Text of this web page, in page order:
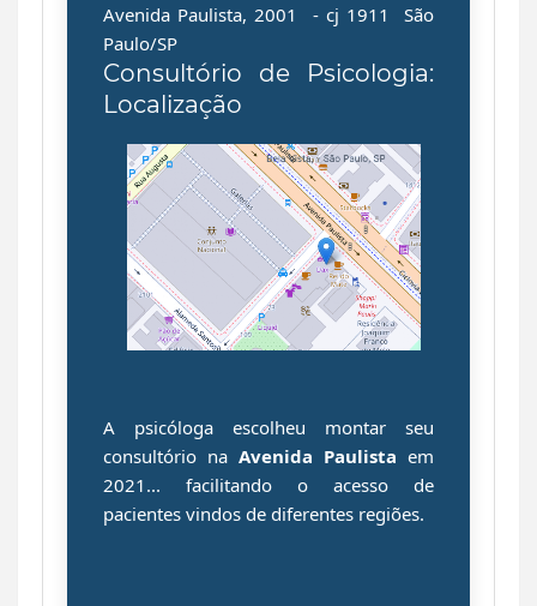
Avenida Paulista, 2001
- cj 1911
São
Paulo/SP
Consultório de Psicologia:
Localização
A psicóloga escolheu montar seu
consultório na Avenida Paulista em
2021... facilitando o acesso de
pacientes vindos de diferentes regiões.